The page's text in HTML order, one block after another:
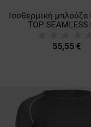
Ισοθερμική μπλούζα
TOP SEAMLESS
55,55 €